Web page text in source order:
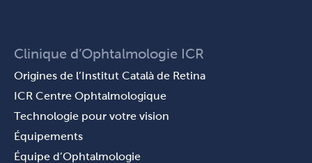
Clinique d’Ophtalmologie ICR
Origines de l’Institut Català de Retina
ICR Centre Ophtalmologique
Technologie pour votre vision
Équipements
Équipe d’Ophtalmologie